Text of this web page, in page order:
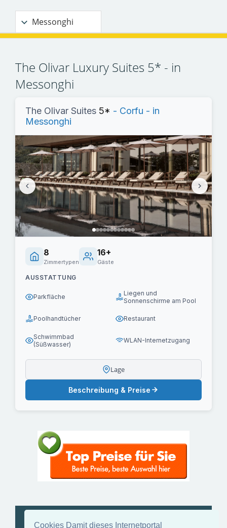
Cookies Damit dieses Internetportal
Messonghi
The Olivar Luxury Suites 5* - in
Messonghi
The Olivar Suites 5* - Corfu - in
Messonghi
8
Zimmertypen
16+
Gäste
AUSSTATTUNG
Parkfläche
Liegen und
Sonnenschirme am Pool
Poolhandtücher Restaurant
Schwimmbad
(Süßwasser)
WLAN-Internetzugang
Lage
Beschreibung & Preise